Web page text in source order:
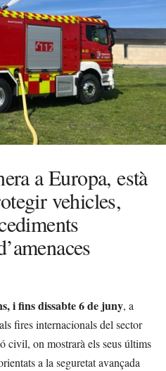
a Europa, està
vehicles,
i fins dissabte 6 de juny, a
fires internacionals del sector
civil, on mostrarà els seus últims
a la seguretat avançada